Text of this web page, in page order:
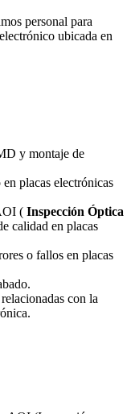
personal para
ubicada en
y montaje de
placas electrónicas
( Inspección Óptica
calidad en placas
o fallos en placas
con la